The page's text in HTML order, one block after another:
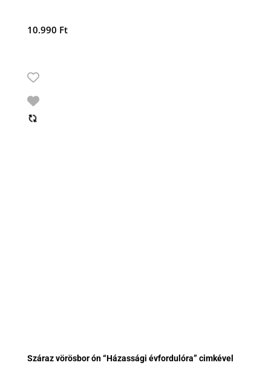
10.990 Ft
Száraz vörösbor ón “Házassági évfordulóra” cimkével